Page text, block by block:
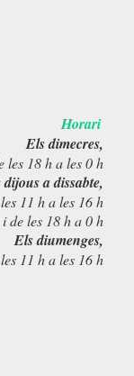
Horari
Els dimecres,
les 18 h a les 0 h
dijous a dissabte,
11 h a les 16 h
i de les 18 h a 0 h
Els diumenges,
11 h a les 16 h